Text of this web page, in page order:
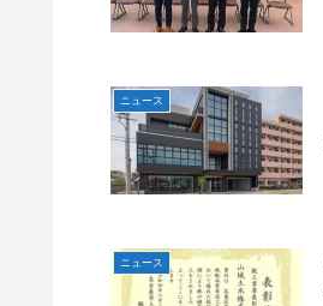
ニュース
ニュース